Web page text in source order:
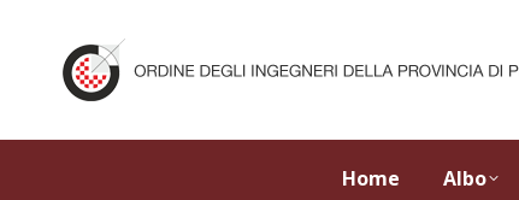
Home Albo